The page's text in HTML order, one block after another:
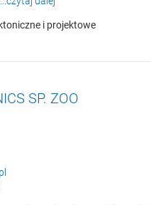
i projektowe
SP. ZOO